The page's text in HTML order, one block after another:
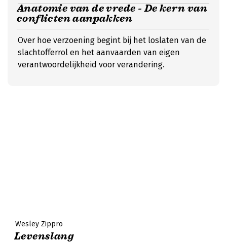
Anatomie van de vrede - De kern van
conflicten aanpakken
Over hoe verzoening begint bij het loslaten van de
slachtofferrol en het aanvaarden van eigen
verantwoordelijkheid voor verandering.
Wesley Zippro
Levenslang